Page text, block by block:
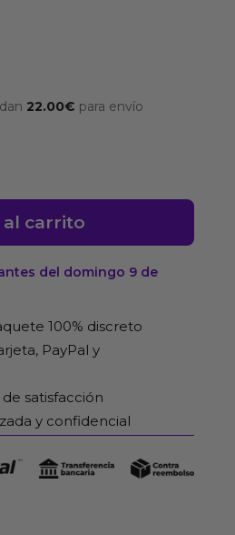
22.00€ para envío
carrito
del domingo 9 de
100% discreto
PayPal y
satisfacción
y confidencial